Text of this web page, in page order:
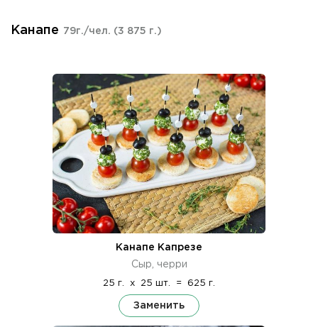
Канапе 79г./чел. (3 875 г.)
Канапе Капрезе
Сыр, черри
25 г. x 25 шт. = 625 г.
Заменить